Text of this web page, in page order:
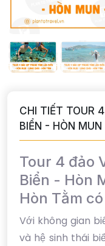
CHI TIẾT TOUR
BIỂN - HÒN
Tour 4 đảo
Biển - Hòn
Hòn Tằm
Với không gian
và hệ sinh thái